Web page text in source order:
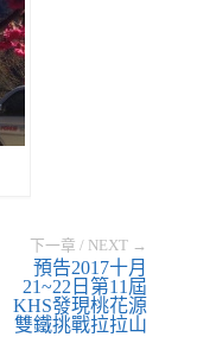
下一章 / NEXT →
預告2017十月
21~22日第11屆
KHS發現桃花源
雙鐵挑戰拉拉山